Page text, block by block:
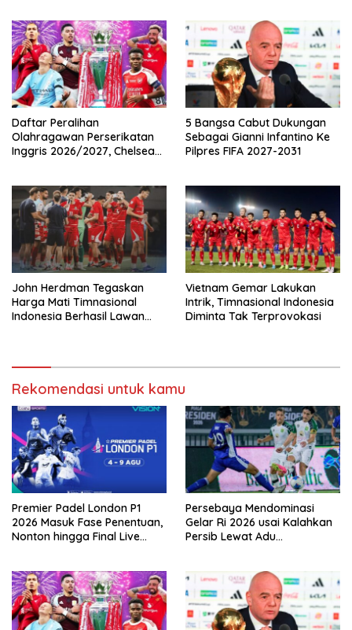
Daftar Peralihan
Olahragawan Perserikatan
Inggris 2026/2027, Chelsea
5 Bangsa Cabut Dukungan
Sebagai Gianni Infantino Ke
Pilpres FIFA 2027-2031
John Herdman Tegaskan
Harga Mati Timnasional
Indonesia Berhasil Lawan
Vietnam Gemar Lakukan
Intrik, Timnasional Indonesia
Diminta Tak Terprovokasi
Rekomendasi untuk kamu
Premier Padel London P1
2026 Masuk Fase Penentuan,
Nonton hingga Final Live
Persebaya Mendominasi
Gelar Ri 2026 usai Kalahkan
Persib Lewat Adu